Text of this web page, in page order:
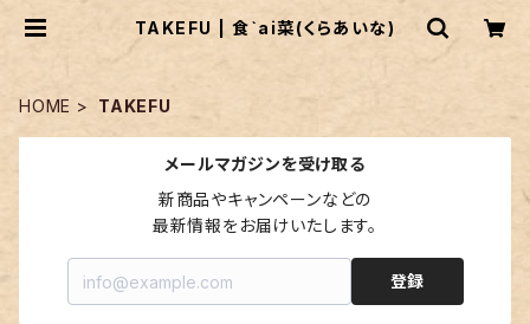
TAKEFU | 食`ai菜(くらあいな)
HOME TAKEFU
メールマガジンを受け取る
新商品やキャンペーンなどの
最新情報をお届けいたします。
登録